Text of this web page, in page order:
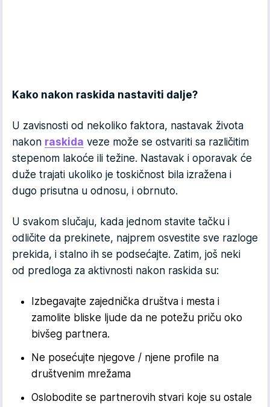
Kako nakon raskida nastaviti dalje?
U zavisnosti od nekoliko faktora, nastavak života
nakon raskida veze može se ostvariti sa različitim
stepenom lakoće ili težine. Nastavak i oporavak će
duže trajati ukoliko je toskičnost bila izražena i
dugo prisutna u odnosu, i obrnuto.
U svakom slučaju, kada jednom stavite tačku i
odličite da prekinete, najprem osvestite sve razloge
prekida, i stalno ih se podsećajte. Zatim, još neki
od predloga za aktivnosti nakon raskida su:
Izbegavajte zajednička društva i mesta i
zamolite bliske ljude da ne potežu priču oko
bivšeg partnera.
Ne posećujte njegove / njene profile na
društvenim mrežama
Oslobodite se partnerovih stvari koje su ostale